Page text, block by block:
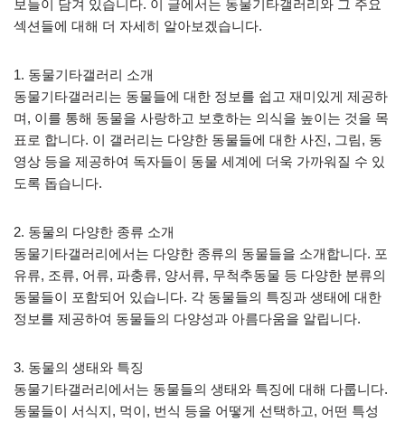
보들이 담겨 있습니다. 이 글에서는 동물기타갤러리와 그 주요
섹션들에 대해 더 자세히 알아보겠습니다.
1. 동물기타갤러리 소개
동물기타갤러리는 동물들에 대한 정보를 쉽고 재미있게 제공하
며, 이를 통해 동물을 사랑하고 보호하는 의식을 높이는 것을 목
표로 합니다. 이 갤러리는 다양한 동물들에 대한 사진, 그림, 동
영상 등을 제공하여 독자들이 동물 세계에 더욱 가까워질 수 있
도록 돕습니다.
2. 동물의 다양한 종류 소개
동물기타갤러리에서는 다양한 종류의 동물들을 소개합니다. 포
유류, 조류, 어류, 파충류, 양서류, 무척추동물 등 다양한 분류의
동물들이 포함되어 있습니다. 각 동물들의 특징과 생태에 대한
정보를 제공하여 동물들의 다양성과 아름다움을 알립니다.
3. 동물의 생태와 특징
동물기타갤러리에서는 동물들의 생태와 특징에 대해 다룹니다.
동물들이 서식지, 먹이, 번식 등을 어떻게 선택하고, 어떤 특성